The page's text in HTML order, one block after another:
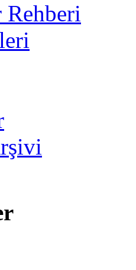
Rehberi